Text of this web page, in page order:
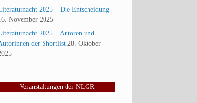
2025 – Die Entscheidung
November 2025
2025 – Autoren und
der Shortlist 28. Oktober
Veranstaltungen der NLGR